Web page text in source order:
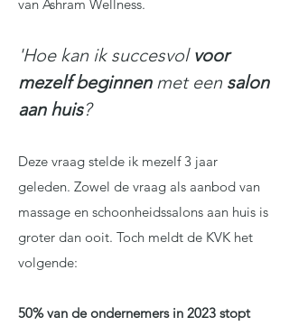
van Ashram Wellness.
'Hoe kan ik succesvol voor
mezelf beginnenmet een salon
aan huis?
Deze vraag stelde ik mezelf 3 jaar
geleden.​ Zowel de vraag als aanbod van
massage en schoonheidssalons aan huis is
groter dan ooit. Toch meldt de KVK het
volgende:
50% van de ondernemers in 2023 stopt